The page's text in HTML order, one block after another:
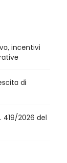
incentivi
di
2026 del